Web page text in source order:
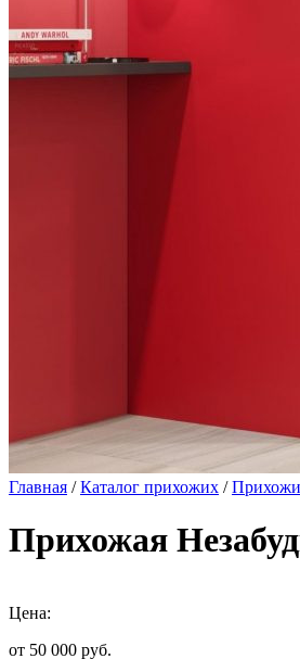
Главная /Каталог прихожих /
Прихожая
Цена:
от 50 000 руб.